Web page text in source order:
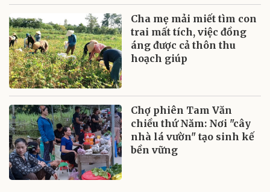
Cha mẹ mải miết tìm con
trai mất tích, việc đồng
áng được cả thôn thu
hoạch giúp
Chợ phiên Tam Văn
chiều thứ Năm: Nơi "cây
nhà lá vườn" tạo sinh kế
bền vững